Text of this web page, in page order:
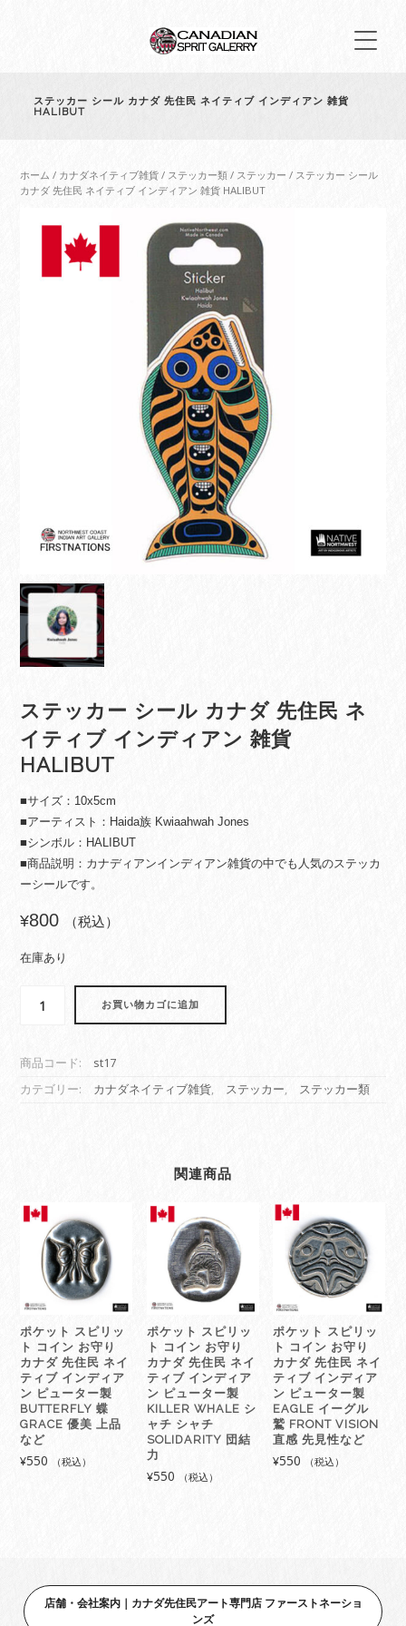
ステッカー シール カナダ 先住民 ネイティブ インディアン 雑貨
HALIBUT
ホーム / カナダネイティブ雑貨 / ステッカー類 / ステッカー / ステッカー シール
カナダ 先住民 ネイティブ インディアン 雑貨 HALIBUT
ステッカー シール カナダ 先住民 ネ
イティブ インディアン 雑貨
HALIBUT
■サイズ：10x5cm
■アーティスト：Haida族 Kwiaahwah Jones
■シンボル：HALIBUT
■商品説明：カナディアンインディアン雑貨の中でも人気のステッカ
ーシールです。
¥800 （税込）
在庫あり
ー
シ
先
住
テ
ブ
イ
ン
デ
ィ
ア
ン
雑
お買い物カゴに追加
商品コード:
st17
カテゴリー:
カナダネイティブ雑貨, ステッカー, ステッカー類
関連商品
ポケット スピリッ
ト コイン お守り
カナダ 先住民 ネイ
ティブ インディア
ン ピューター製
BUTTERFLY 蝶
GRACE 優美 上品
など
¥550 （税込）
ポケット スピリッ
ト コイン お守り
カナダ 先住民 ネイ
ティブ インディア
ン ピューター製
KILLER WHALE シ
ャチ シャチ
SOLIDARITY 団結
力
¥550 （税込）
ポケット スピリッ
ト コイン お守り
カナダ 先住民 ネイ
ティブ インディア
ン ピューター製
EAGLE イーグル
鷲 FRONT VISION
直感 先見性など
¥550 （税込）
店舗・会社案内｜カナダ先住民アート専門店 ファーストネーショ
ンズ